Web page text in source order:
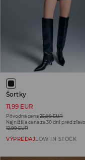
Šortky
11,99 EUR
Pôvodná cena25,99 EUR
Najnižšia cena za 30 dní pred
12,99 EUR
VÝPREDAJLOW IN STOCK